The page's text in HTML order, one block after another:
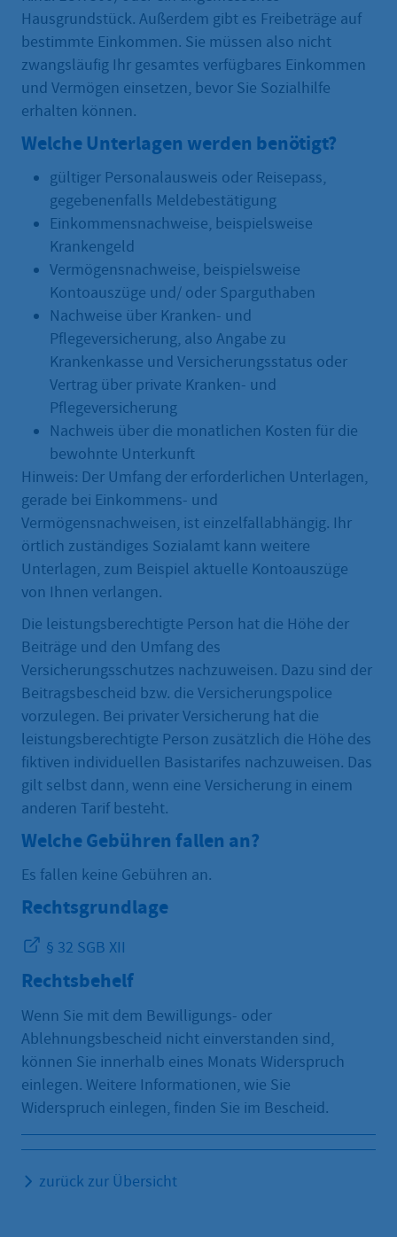
Hausgrundstück. Außerdem gibt es Freibeträge auf
bestimmte Einkommen. Sie müssen also nicht
zwangsläufig Ihr gesamtes verfügbares Einkommen
und Vermögen einsetzen, bevor Sie Sozialhilfe
erhalten können.
Welche Unterlagen werden benötigt?
gültiger Personalausweis oder Reisepass,
gegebenenfalls Meldebestätigung
Einkommensnachweise, beispielsweise
Krankengeld
Vermögensnachweise, beispielsweise
Kontoauszüge und/ oder Sparguthaben
Nachweise über Kranken- und
Pflegeversicherung, also Angabe zu
Krankenkasse und Versicherungsstatus oder
Vertrag über private Kranken- und
Pflegeversicherung
Nachweis über die monatlichen Kosten für die
bewohnte Unterkunft
Hinweis: Der Umfang der erforderlichen Unterlagen,
gerade bei Einkommens- und
Vermögensnachweisen, ist einzelfallabhängig. Ihr
örtlich zuständiges Sozialamt kann weitere
Unterlagen, zum Beispiel aktuelle Kontoauszüge
von Ihnen verlangen.
Die leistungsberechtigte Person hat die Höhe der
Beiträge und den Umfang des
Versicherungsschutzes nachzuweisen. Dazu sind der
Beitragsbescheid bzw. die Versicherungspolice
vorzulegen. Bei privater Versicherung hat die
leistungsberechtigte Person zusätzlich die Höhe des
fiktiven individuellen Basistarifes nachzuweisen. Das
gilt selbst dann, wenn eine Versicherung in einem
anderen Tarif besteht.
Welche Gebühren fallen an?
Es fallen keine Gebühren an.
Rechtsgrundlage
§ 32 SGB XII
Rechtsbehelf
Wenn Sie mit dem Bewilligungs- oder
Ablehnungsbescheid nicht einverstanden sind,
können Sie innerhalb eines Monats Widerspruch
einlegen. Weitere Informationen, wie Sie
Widerspruch einlegen, finden Sie im Bescheid.
zurück zur Übersicht